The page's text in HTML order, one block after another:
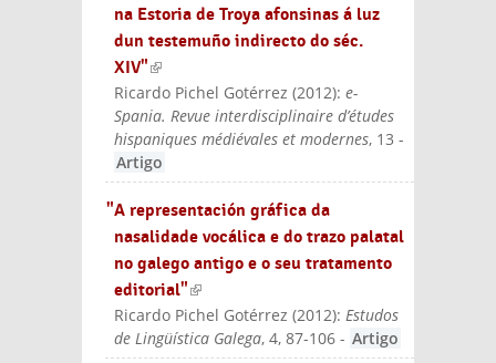
na Estoria de Troya afonsinas á luz
dun testemuño indirecto do séc.
XIV"(link is external)
Ricardo Pichel Gotérrez (2012):e-
Spania. Revue interdisciplinaire d’études
hispaniques médiévales et modernes, 13 -
Artigo
"A representación gráfica da
nasalidade vocálica e do trazo palatal
no galego antigo e o seu tratamento
editorial"(link is external)
Ricardo Pichel Gotérrez (2012):Estudos
de Lingüística Galega, 4, 87-106 - Artigo